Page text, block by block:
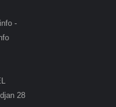
-
28